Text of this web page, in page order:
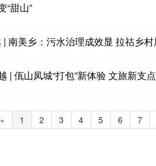
“甜山”
南美乡：污水治理成效显 拉祜乡
| 佤山凤城“打包”新体验 文旅新支
« 1 2 3 4 5 6 7